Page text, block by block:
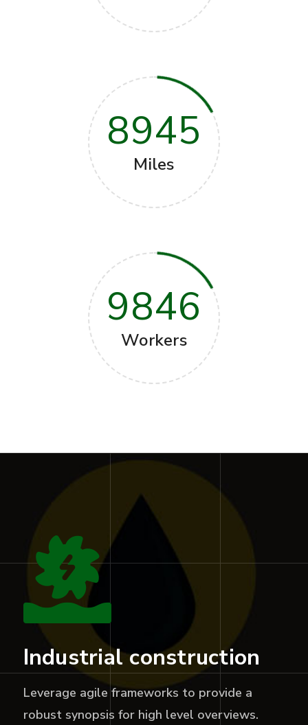
8945
Miles
9846
Workers
Industrial construction
Leverage agile frameworks to provide a
robust synopsis for high level overviews.